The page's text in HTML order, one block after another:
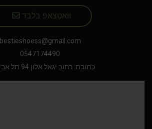
וואטצאפ בלבד
bestieshoess@gmail.com
0547174490
כתובת: רחוב יגאל אלון 94 תל אביב יפו